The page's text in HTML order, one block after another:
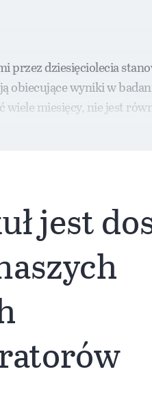
przez dziesięciolecia
obiecujące wyniki w
miesięcy, nie jest
jest